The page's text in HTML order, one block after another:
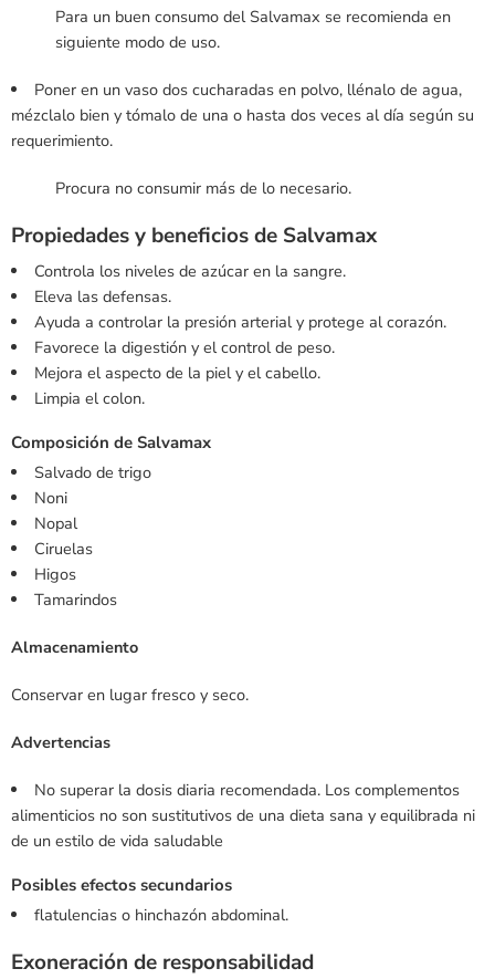
Para un buen consumo del Salvamax se recomienda en
siguiente modo de uso.
Poner en un vaso dos cucharadas en polvo, llénalo de agua,
mézclalo bien y tómalo de una o hasta dos veces al día según su
requerimiento.
Procura no consumir más de lo necesario.
Propiedades y beneficios de Salvamax
Controla los niveles de azúcar en la sangre.
Eleva las defensas.
Ayuda a controlar la presión arterial y protege al corazón.
Favorece la digestión y el control de peso.
Mejora el aspecto de la piel y el cabello.
Limpia el colon.
Composición de Salvamax
Salvado de trigo
Noni
Nopal
Ciruelas
Higos
Tamarindos
Almacenamiento
Conservar en lugar fresco y seco.
Advertencias
No superar la dosis diaria recomendada. Los complementos
alimenticios no son sustitutivos de una dieta sana y equilibrada ni
de un estilo de vida saludable
Posibles efectos secundarios
flatulencias o hinchazón abdominal.
Exoneración de responsabilidad